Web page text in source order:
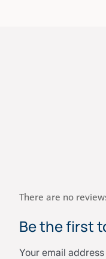
There are no
Be the first
Your email